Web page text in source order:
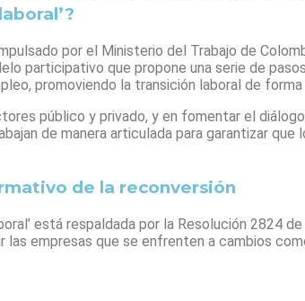
por el Ministerio del Trabajo de
participativo que propone una serie de
promoviendo la transición laboral de forma
público y privado, y en fomentar el
de manera articulada para garantizar
de la reconversión
está respaldada por la Resolución 2824
empresas que se enfrenten a cambios